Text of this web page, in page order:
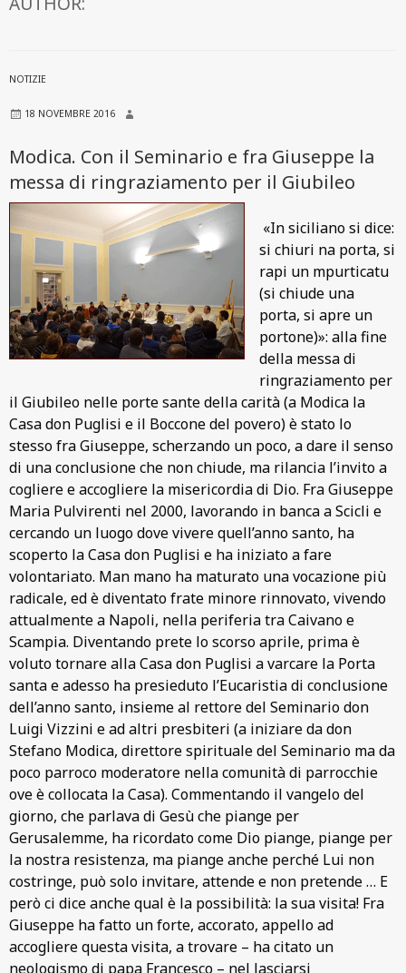
NOTIZIE
18 NOVEMBRE 2016
Modica. Con il Seminario e fra Giuseppe la
messa di ringraziamento per il Giubileo
«In siciliano si dice:
si chiuri na porta, si
rapi un mpurticatu
(si chiude una
porta, si apre un
portone)»: alla fine
della messa di
ringraziamento per
il Giubileo nelle porte sante della carità (a Modica la
Casa don Puglisi e il Boccone del povero) è stato lo
stesso fra Giuseppe, scherzando un poco, a dare il senso
di una conclusione che non chiude, ma rilancia l’invito a
cogliere e accogliere la misericordia di Dio. Fra Giuseppe
Maria Pulvirenti nel 2000, lavorando in banca a Scicli e
cercando un luogo dove vivere quell’anno santo, ha
scoperto la Casa don Puglisi e ha iniziato a fare
volontariato. Man mano ha maturato una vocazione più
radicale, ed è diventato frate minore rinnovato, vivendo
attualmente a Napoli, nella periferia tra Caivano e
Scampia. Diventando prete lo scorso aprile, prima è
voluto tornare alla Casa don Puglisi a varcare la Porta
santa e adesso ha presieduto l’Eucaristia di conclusione
dell’anno santo, insieme al rettore del Seminario don
Luigi Vizzini e ad altri presbiteri (a iniziare da don
Stefano Modica, direttore spirituale del Seminario ma da
poco parroco moderatore nella comunità di parrocchie
ove è collocata la Casa). Commentando il vangelo del
giorno, che parlava di Gesù che piange per
Gerusalemme, ha ricordato come Dio piange, piange per
la nostra resistenza, ma piange anche perché Lui non
costringe, può solo invitare, attende e non pretende … E
però ci dice anche qual è la possibilità: la sua visita! Fra
Giuseppe ha fatto un forte, accorato, appello ad
accogliere questa visita, a trovare – ha citato un
neologismo di papa Francesco – nel lasciarsi